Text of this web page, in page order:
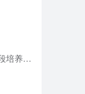
2021年石家庄财经商贸学校“3+2”分段培养全日制大专招生